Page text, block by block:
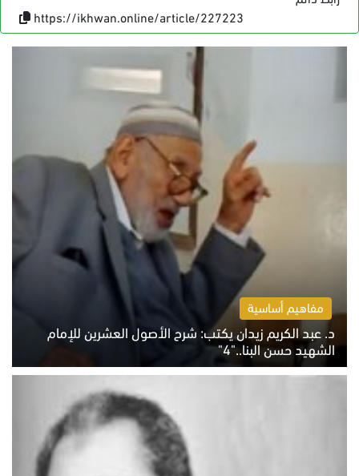
https://ikhwan.online/article/227223
مفاهيم أساسية
د. عبد الكريم زيدان يكتب: شرح الأصول العشرين للإمام
الشهيد حسن البنا.."4"
الخميس 6 أغسطس 2026 10:27 ص